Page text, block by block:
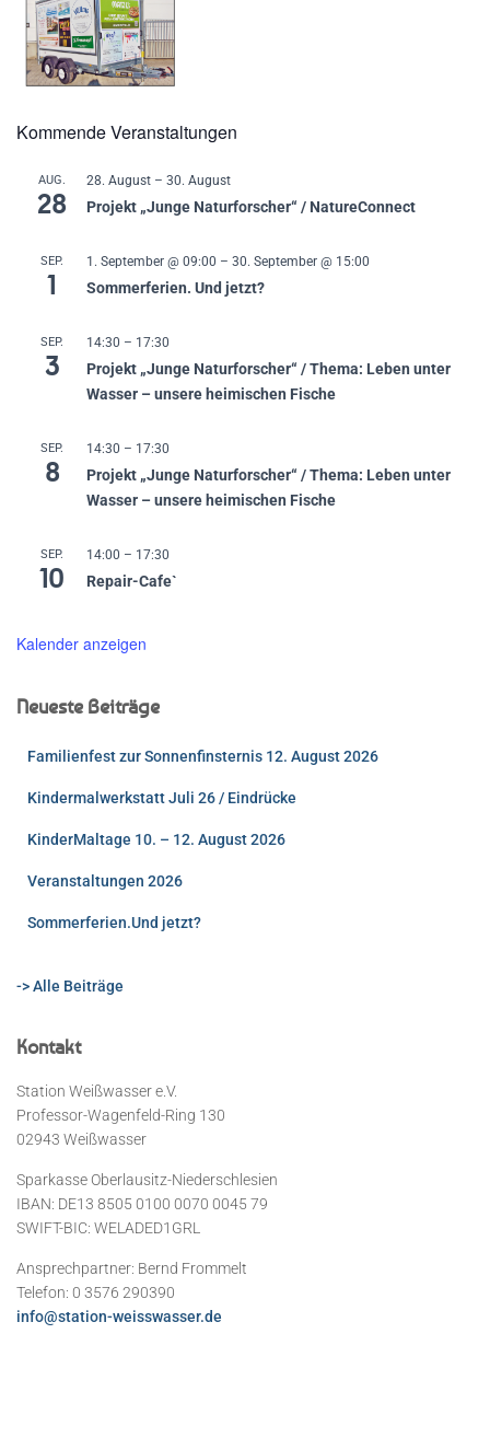
Kommende Veranstaltungen
AUG.
28
28. August – 30. August
Projekt „Junge Naturforscher“ / NatureConnect
SEP.
1
1. September @ 09:00 – 30. September @ 15:00
Sommerferien. Und jetzt?
SEP.
3
14:30 – 17:30
Projekt „Junge Naturforscher“ / Thema: Leben unter
Wasser – unsere heimischen Fische
SEP.
8
14:30 – 17:30
Projekt „Junge Naturforscher“ / Thema: Leben unter
Wasser – unsere heimischen Fische
SEP.
10
14:00 – 17:30
Repair-Cafe`
Kalender anzeigen
Neueste Beiträge
Familienfest zur Sonnenfinsternis 12. August 2026
Kindermalwerkstatt Juli 26 / Eindrücke
KinderMaltage 10. – 12. August 2026
Veranstaltungen 2026
Sommerferien.Und jetzt?
-> Alle Beiträge
Kontakt
Station Weißwasser e.V.
Professor-Wagenfeld-Ring 130
02943 Weißwasser
Sparkasse Oberlausitz-Niederschlesien
IBAN: DE13 8505 0100 0070 0045 79
SWIFT-BIC: WELADED1GRL
Ansprechpartner: Bernd Frommelt
Telefon: 0 3576 290390
info@station-weisswasser.de